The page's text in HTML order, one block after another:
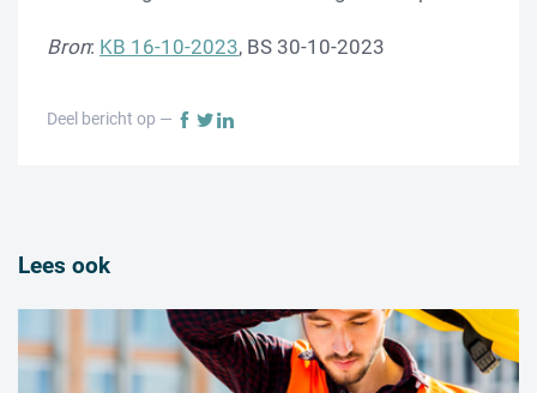
Bron: KB 16-10-2023, BS 30-10-2023
Deel bericht op —
Lees ook